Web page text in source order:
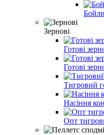
Зернові
Готові
Готові
Тигровий
Насіння
Опт